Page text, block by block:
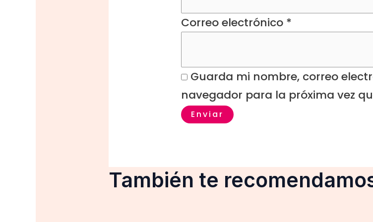
Correo electrónico *
Guarda mi nombre, correo
navegador para la próxima vez
También te